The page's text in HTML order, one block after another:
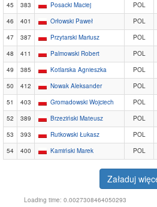
45
383 Posacki Maciej POL
46
401 Orłowski Paweł POL
47
387 Przytarski Mariusz POL
48
411 Palmowski Robert POL
49
385 Kotlarska Agnieszka POL
50
412 Nowak Aleksander POL
51
403 Gromadowski Wojciech POL
52
389 Brzeziński Mateusz POL
53
393 Rutkowski Łukasz POL
54
400 Kamiński Marek POL
Załaduj
Loading time: 0.0027308464050293